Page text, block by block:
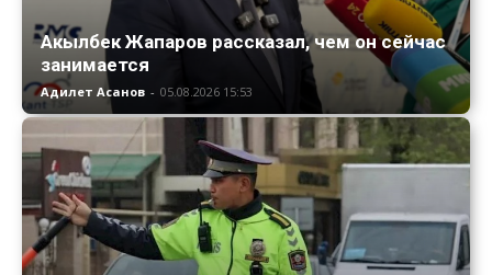
Акылбек Жапаров рассказал, чем он сейчас
занимается
Адилет Асанов - 05.08.2026 15:53